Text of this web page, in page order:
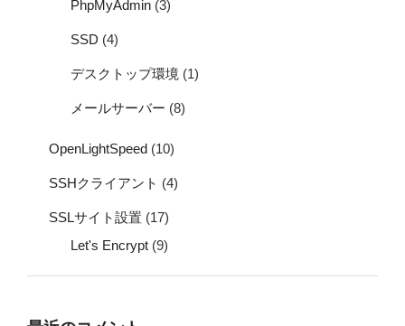
PhpMyAdmin (3)
SSD (4)
デスクトップ環境 (1)
メールサーバー (8)
OpenLightSpeed (10)
SSHクライアント (4)
SSLサイト設置 (17)
Let's Encrypt (9)